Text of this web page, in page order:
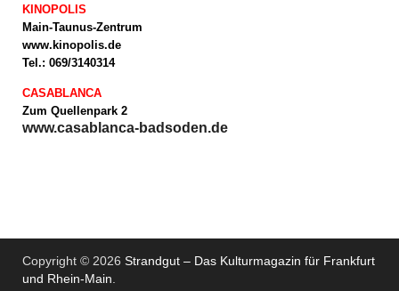
KINOPOLIS
Main-Taunus-Zentrum
www.kinopolis.de
Tel.: 069/3140314
CASABLANCA
Zum Quellenpark 2
www.casablanca-badsoden.de
Copyright © 2026 Strandgut – Das Kulturmagazin für Frankfurt
und Rhein-Main.